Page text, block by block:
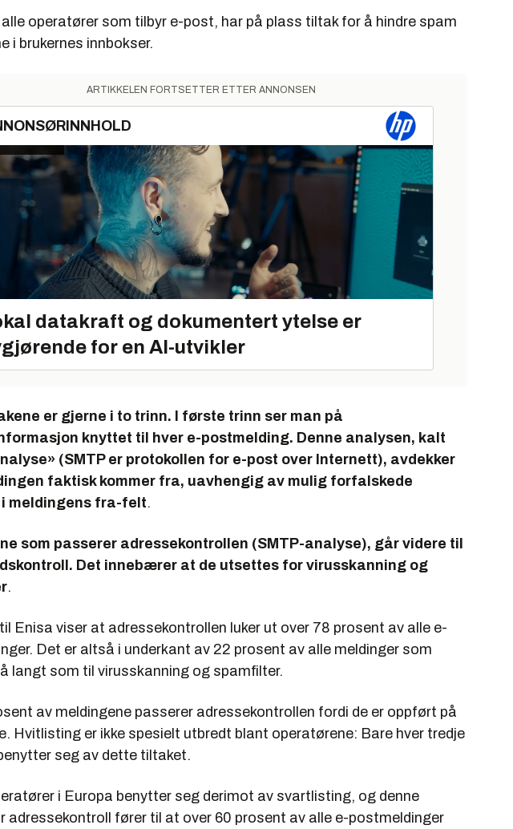
operatører som tilbyr e-post, har på plass tiltak for å hindre spam
i brukernes innbokser.
ARTIKKELEN FORTSETTER ETTER ANNONSEN
datakraft og dokumentert ytelse er
for en AI-utvikler
er gjerne i to trinn. I første trinn ser man på
knyttet til hver e-postmelding. Denne analysen, kalt
(SMTP er protokollen for e-post over Internett), avdekker
faktisk kommer fra, uavhengig av mulig forfalskede
meldingens fra-felt.
som passerer adressekontrollen (SMTP-analyse), går videre til
Det innebærer at de utsettes for virusskanning og
.
Enisa viser at adressekontrollen luker ut over 78 prosent av alle e-
Det er altså i underkant av 22 prosent av alle meldinger som
langt som til virusskanning og spamfilter.
av meldingene passerer adressekontrollen fordi de er oppført på
Hvitlisting er ikke spesielt utbredt blant operatørene: Bare hver tredje
seg av dette tiltaket.
i Europa benytter seg derimot av svartlisting, og denne
adressekontroll fører til at over 60 prosent av alle e-postmeldinger